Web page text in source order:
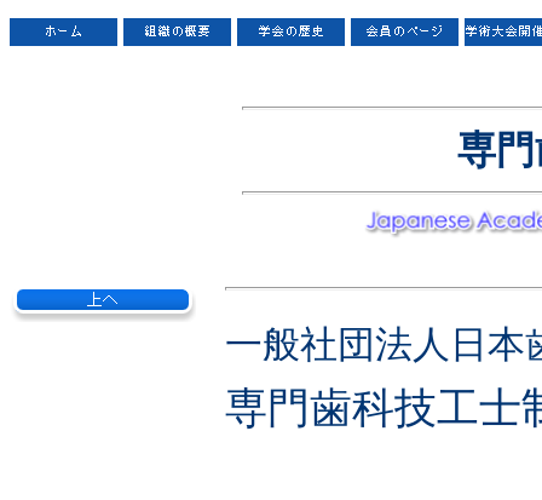
専
一般社団法人日本
専門歯科技工士